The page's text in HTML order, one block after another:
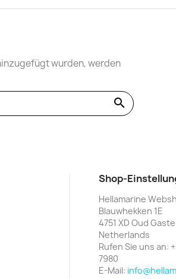
wurden, werden
search
Shop-
Hellamarine
Blauwhekken 1E
4751 XD Oud Gastel
Netherlands
Rufen Sie uns an:
7980
E-Mail: